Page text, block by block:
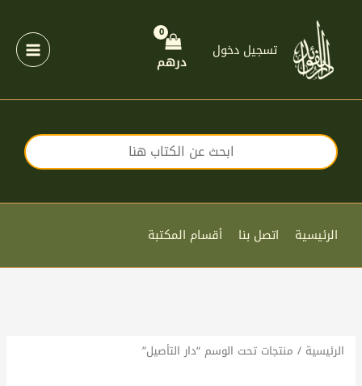
المحتوى
تسجيل دخول
درهم
الرئيسية اتصل بنا أقسام المكتبة
الرئيسية / منتجات تحت الوسم “دار التأصيل”